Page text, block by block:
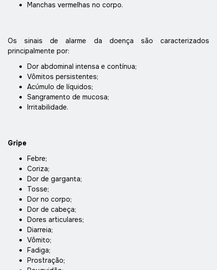
Manchas vermelhas no corpo.
Os sinais de alarme da doença são caracterizados
principalmente por:
Dor abdominal intensa e contínua;
Vômitos persistentes;
Acúmulo de líquidos;
Sangramento de mucosa;
Irritabilidade.
Gripe
Febre;
Coriza;
Dor de garganta;
Tosse;
Dor no corpo;
Dor de cabeça;
Dores articulares;
Diarreia;
Vômito;
Fadiga;
Prostração;